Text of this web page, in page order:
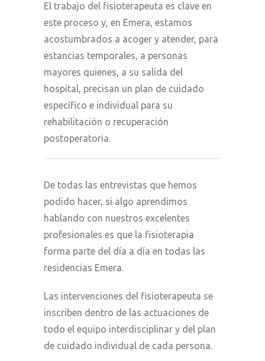
El trabajo del fisioterapeuta es clave en
este proceso y, en Emera, estamos
acostumbrados a acoger y atender, para
estancias temporales, a personas
mayores quienes, a su salida del
hospital, precisan un plan de cuidado
específico e individual para su
rehabilitación o recuperación
postoperatoria.
De todas las entrevistas que hemos
podido hacer, si algo aprendimos
hablando con nuestros excelentes
profesionales es que la fisioterapia
forma parte del día a día en todas las
residencias Emera.
Las intervenciones del fisioterapeuta se
inscriben dentro de las actuaciones de
todo el equipo interdisciplinar y del plan
de cuidado individual de cada persona.